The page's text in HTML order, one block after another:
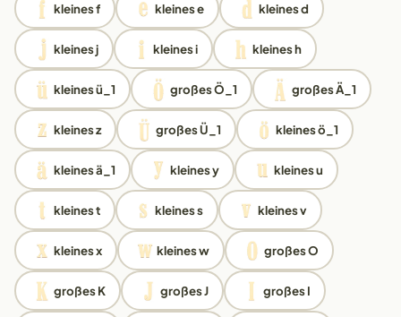
kleines f kleines e kleines d
kleines j kleines i kleines h
kleines ü_1 großes Ö_1 großes Ä_1
kleines z großes Ü_1 kleines ö_1
kleines ä_1 kleines y kleines u
kleines t kleines s kleines v
kleines x kleines w großes O
großes K großes J großes I